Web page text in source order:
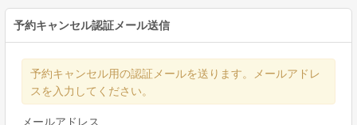
予約キャンセル認証メール送信
予約キャンセル用の認証メールを送ります。メールアドレ
スを入力してください。
メールアドレス